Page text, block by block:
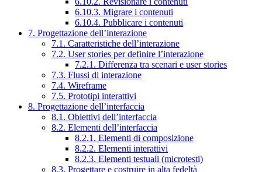
6.10.3. Migrare i contenuti
6.10.4. Pubblicare i contenuti
7. Progettazione dell’interazione
7.1. Caratteristiche dell’interazione
7.2. User stories per definire l’interazione
7.2.1. Differenza tra scenari e user stories
7.3. Flussi di interazione
7.4. Wireframe
7.5. Prototipi interattivi
8. Progettazione dell’interfaccia
8.1. Obiettivi dell’interfaccia
8.2. Elementi dell’interfaccia
8.2.1. Elementi di composizione
8.2.2. Elementi interattivi
8.2.3. Elementi testuali (microtesti)
8.3. Progettare e costruire in alta fedeltà